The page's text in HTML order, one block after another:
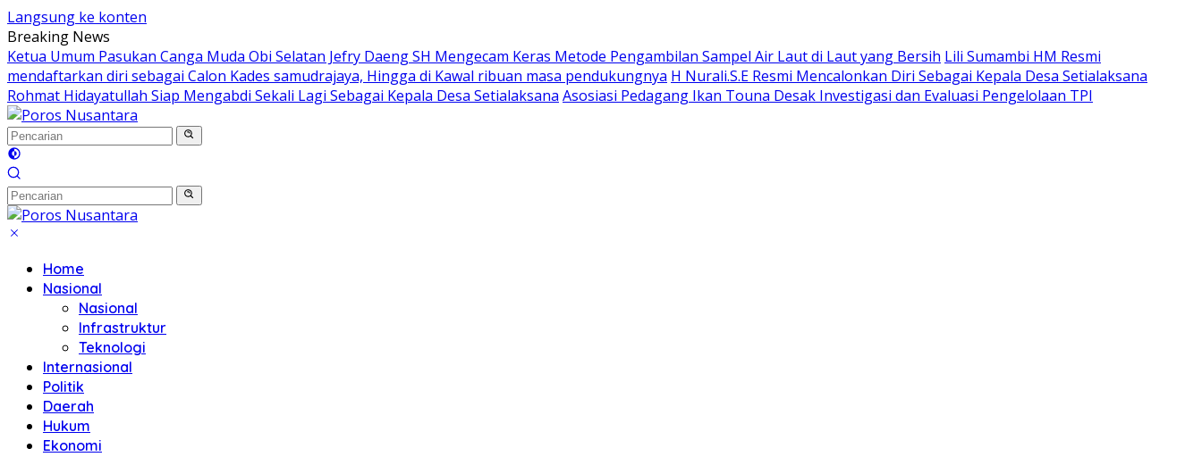
Langsung ke konten
Breaking News
Ketua Umum Pasukan Canga Muda Obi Selatan Jefry Daeng SH Mengecam Keras Metode Pengambilan Sampel Air Laut di Laut yang Bersih Lili Sumambi HM Resmi
mendaftarkan diri sebagai Calon Kades samudrajaya, Hingga di Kawal ribuan masa pendukungnya H Nurali.S.E Resmi Mencalonkan Diri Sebagai Kepala Desa Setialaksana
Rohmat Hidayatullah Siap Mengabdi Sekali Lagi Sebagai Kepala Desa Setialaksana Asosiasi Pedagang Ikan Touna Desak Investigasi dan Evaluasi Pengelolaan TPI
Home
Nasional
Nasional
Infrastruktur
Teknologi
Internasional
Politik
Daerah
Hukum
Ekonomi